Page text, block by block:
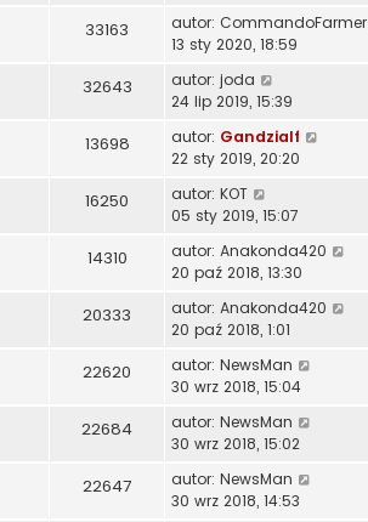
33163 autor: CommandoFarmer
13 sty 2020, 18:59
32643 autor: joda
24 lip 2019, 15:39
13698 autor: Gandzialf
22 sty 2019, 20:20
16250 autor: KOT
05 sty 2019, 15:07
14310 autor: Anakonda420
20 paź 2018, 13:30
20333 autor: Anakonda420
20 paź 2018, 1:01
22620 autor: NewsMan
30 wrz 2018, 15:04
22684 autor: NewsMan
30 wrz 2018, 15:02
22647 autor: NewsMan
30 wrz 2018, 14:53